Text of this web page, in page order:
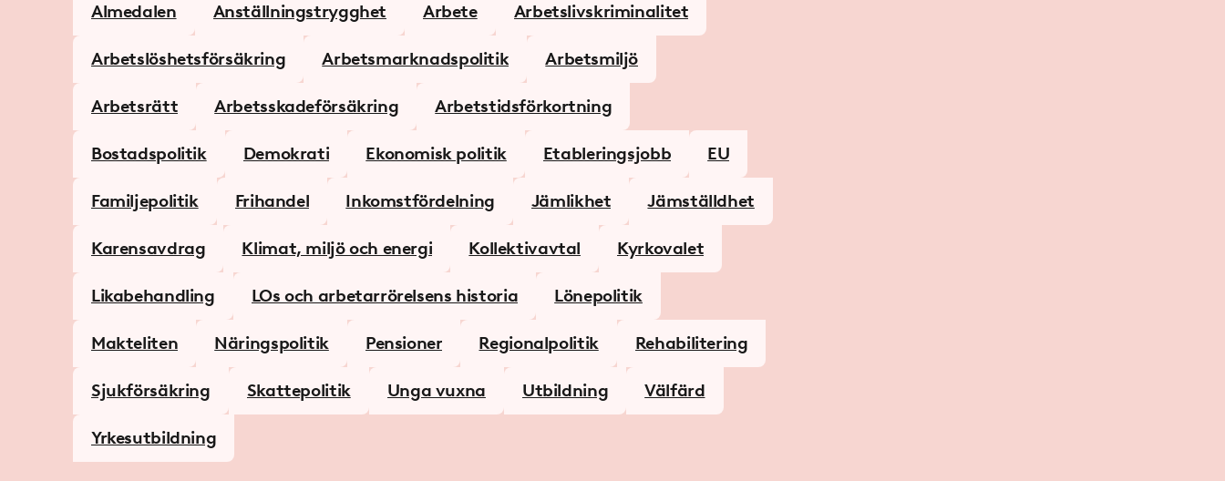
Almedalen Anställningstrygghet Arbete Arbetslivs­kriminalitet
Arbetslöshetsförsäkring Arbets­marknads­politik Arbetsmiljö
Arbetsrätt Arbetsskadeförsäkring Arbetstids­­förkortning
Bostadspolitik Demokrati Ekonomisk politik Etableringsjobb EU
Familjepolitik Frihandel Inkomstfördelning Jämlikhet Jämställdhet
Karensavdrag Klimat, miljö och energi Kollektivavtal Kyrkovalet
Likabehandling LOs och arbetarrörelsens historia Lönepolitik
Makteliten Näringspolitik Pensioner Regionalpolitik Rehabilitering
Sjukförsäkring Skattepolitik Unga vuxna Utbildning Välfärd
Yrkesutbildning